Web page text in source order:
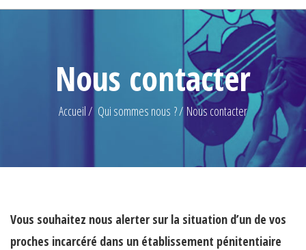
Nous contacter
Accueil Qui sommes nous ? Nous contacter
Vous souhaitez nous alerter sur la situation d’un de vos
proches incarcéré dans un établissement pénitentiaire